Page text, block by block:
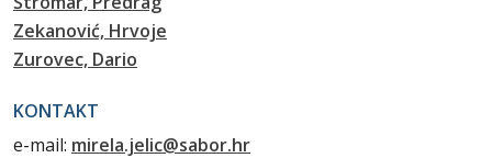
Zekanović, Hrvoje
Zurovec, Dario
KONTAKT
e-mail: mirela.jelic@sabor.hr